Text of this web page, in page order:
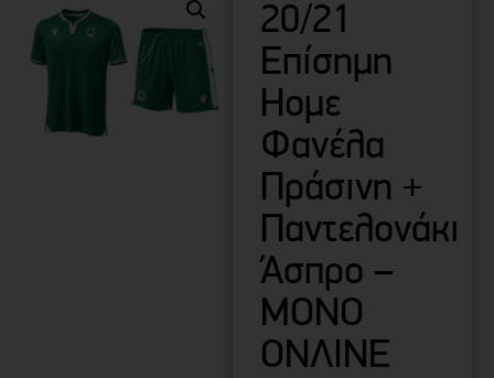
20/21
Επίσημη
Ηομε
Φανέλα
Πράσινη +
Παντελονάκι
Άσπρο –
ΜΟΝΟ
ΟΝΛΙΝΕ